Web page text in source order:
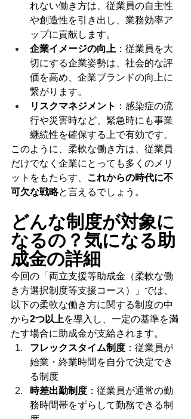
れない働き方は、従業員の自主性
や創造性を引き出し、業務効率ア
ップに貢献します。
企業イメージの向上 ：従業員を大
切にする企業姿勢は、社会的な評
価を高め、企業ブランドの向上に
繋がります。
リスクマネジメント ：感染症の流
行や災害時など、緊急時にも事業
継続性を確保する上で有効です。
このように、柔軟な働き方は、従業員
だけでなく企業にとっても多くのメリ
ットをもたらす、 これからの時代に不
可欠な戦略と言えるでしょう。
どんな制度が対象に
なるの？気になる助
成金の詳細
今回の「両立支援等助成金（柔軟な働
き方選択制度等支援コース）」では、
以下の柔軟な働き方に関する制度の中
から2つ以上を導入し、一定の基準を満
たす場合に助成金が支給されます。
フレックスタイム制度 ：従業員が
始業・終業時間を自分で決定でき
る制度
時差出勤制度 ：従業員が通常の勤
務時間帯をずらして勤務できる制